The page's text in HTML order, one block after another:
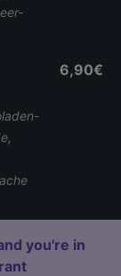
6,90€
you're in